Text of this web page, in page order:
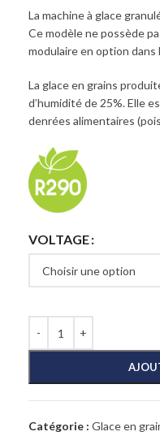
La machine à glace
Ce modèle ne possède
modulaire en option dans
La glace en grains
d’humidité de 25%. Elle
denrées alimentaires
VOLTAGE
Catégorie : Glace en